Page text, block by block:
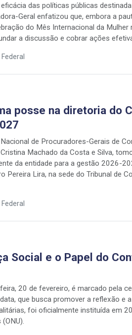
das políticas públicas
Geral enfatizou que, embora a
do Mês Internacional da Mulher
a discussão e cobrar ações
posse na diretoria do
de Procuradores-Gerais de
Machado da Costa e Silva,
da entidade para a gestão 2026-
Pereira Lira, na sede do Tribunal de
Social e o Papel do
20 de fevereiro, é marcado pela
que busca promover a reflexão e
foi oficialmente instituída em